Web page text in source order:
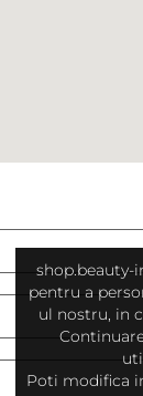
shop.beauty-
pentru a
ul nostru, in
Poti modifica